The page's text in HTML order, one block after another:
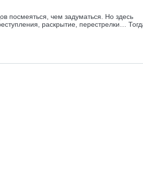
посмеяться, чем задуматься. Но здесь
раскрытие, перестрелки…